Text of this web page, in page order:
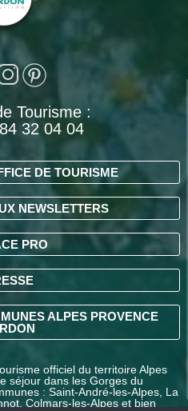
Tourisme :
32 04 04
DE TOURISME
NEWSLETTERS
PRO
ALPES PROVENCE
officiel du territoire Alpes
séjour dans les Gorges du
: Saint-André-les-Alpes, La
Colmars-les-Alpes et bien